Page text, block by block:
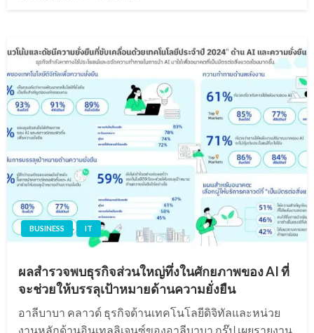
BUSINESS IT
ผลสำรวจพบธุรกิจส่วนใหญ่ทึ่งในศักยภาพของ AI ที่
จะช่วยให้บรรลุเป้าหมายด้านความยั่งยืน
อาลีบาบา คลาวด์ ธุรกิจด้านเทคโนโลยีดิจิทัลและหน่วย
งานหลักด้านอินเทลลิเจนซ์ของอาลีบาบา กรุ๊ป เผยรายงาน